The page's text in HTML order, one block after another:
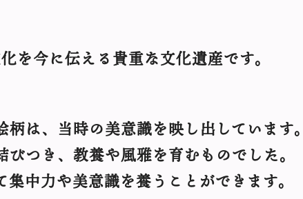
を今に伝える貴重な文化遺産です。
柄は、当時の美意識を映し出しています。
びつき、教養や風雅を育むものでした。
集中力や美意識を養うことができます。